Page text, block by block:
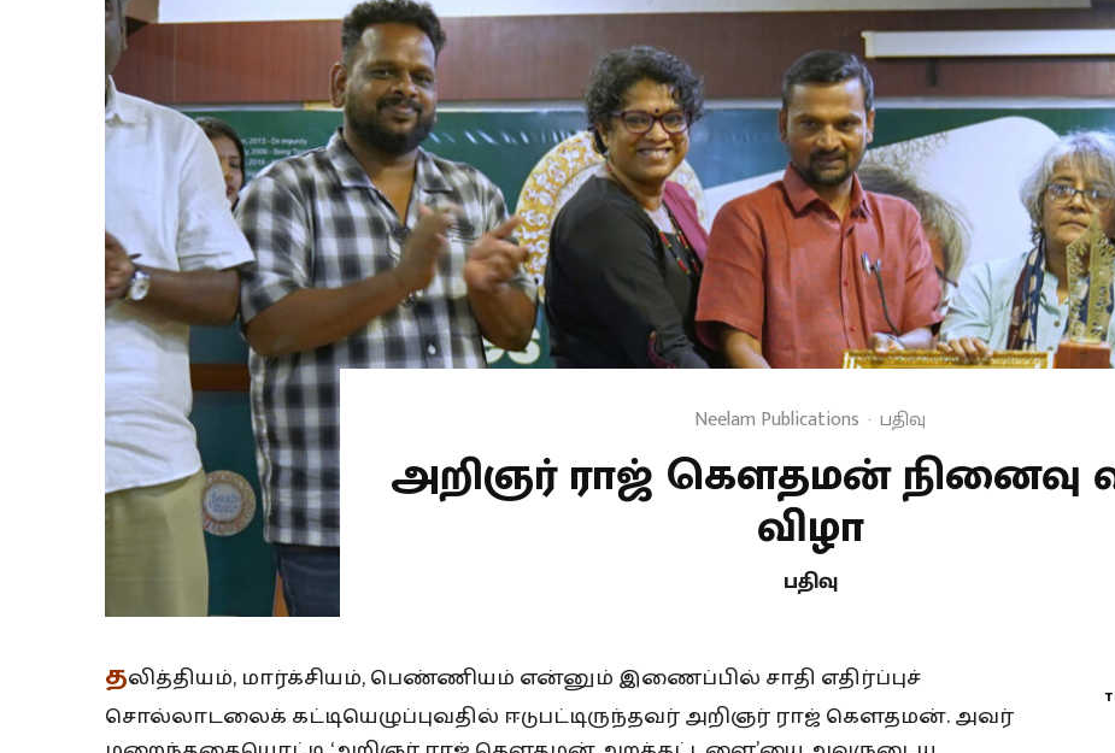
Neelam Publications · பதிவு
அறிஞர் ராஜ் கௌதமன் நினைவு
விழா
பதிவு
தலித்தியம், மார்க்சியம், பெண்ணியம் என்னும் இணைப்பில் சாதி எதிர்ப்புச்
சொல்லாடலைக் கட்டியெழுப்புவதில் ஈடுபட்டிருந்தவர் அறிஞர் ராஜ் கௌதமன். அவர்